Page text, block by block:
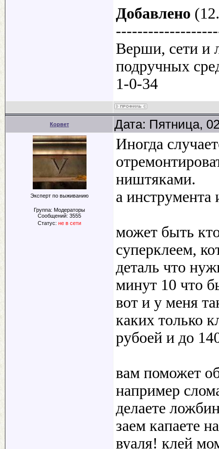
Добавлено
Верши, сети и
подручных
1-0-34
Корвет Дата: Пятница,
Эксперт по выживанию
Группа: Модераторы
Сообщений: 3555
Статус: не в сети
Иногда
ништяками.
а
может быть
суперклеем,
деталь что
минут 10 что
вот и у меня
каких только
рубоей и до
вам поможет
например
делаете
заем капаете
вуаля! клей